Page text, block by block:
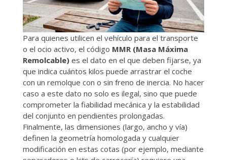
Para quienes utilicen el vehículo para el transporte
o el ocio activo, el código MMR (Masa Máxima
Remolcable)es el dato en el que deben fijarse, ya
que indica cuántos kilos puede arrastrar el coche
con un remolque con o sin freno de inercia. No hacer
caso a este dato no solo es ilegal, sino que puede
comprometer la fiabilidad mecánica y la estabilidad
del conjunto en pendientes prolongadas.
Finalmente, las dimensiones (largo, ancho y vía)
definen la geometría homologada y cualquier
modificación en estas cotas (por ejemplo, mediante